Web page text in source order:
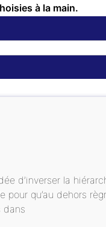
à la main.
d’inverser la
pour qu’au dehors
dans